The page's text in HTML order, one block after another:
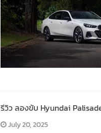
รีวิว ลองขับ Hyundai
July 20, 2025